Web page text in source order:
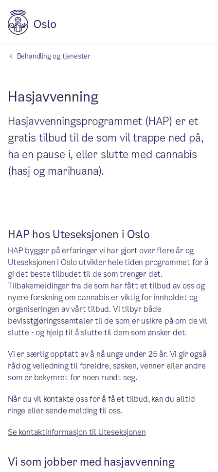
Behandling og tjenester
Hasjavvenning
Hasjavvenningsprogrammet (HAP) er et
gratis tilbud til de som vil trappe ned på,
ha en pause i, eller slutte med cannabis
(hasj og marihuana).
HAP hos Uteseksjonen i Oslo
HAP bygger på erfaringer vi har gjort over flere år og
Uteseksjonen i Oslo utvikler hele tiden programmet for å
gi det beste tilbudet til de som trenger det.
Tilbakemeldinger fra de som har fått et tilbud av oss og
nyere forskning om cannabis er viktig for innholdet og
organiseringen av vårt tilbud. Vi tilbyr både
bevisstgjøringssamtaler til de som er usikre på om de vil
slutte - og hjelp til å slutte til dem som ønsker det.
Vi er særlig opptatt av å nå unge under 25 år. Vi gir også
råd og veiledning til foreldre, søsken, venner eller andre
som er bekymret for noen rundt seg.
Når du vil kontakte oss for å få et tilbud, kan du alltid
ringe eller sende melding til oss.
Se kontaktinformasjon til Uteseksjonen
Vi som jobber med hasjavvenning